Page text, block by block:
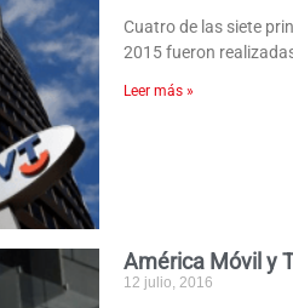
Cuatro de las siete
2015 fueron
Leer más »
América Móvil y
12 julio, 2016